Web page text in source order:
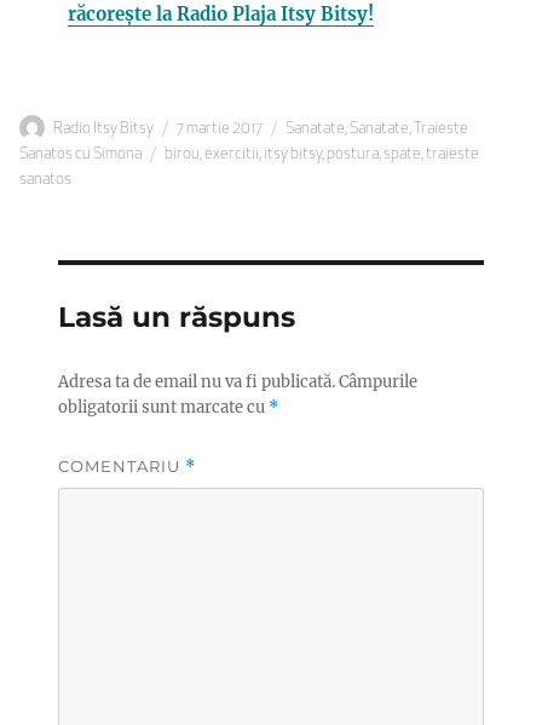
răcorește la Radio Plaja Itsy Bitsy!
Autor
Radio Itsy Bitsy
Publicat
pe
7 martie 2017 Categorii
Sanatate,Sanatate,
Traieste
Sanatos cu Simona
Etichete
birou,exercitii, itsy bitsy, postura, spate,traieste
sanatos
Lasă un răspuns
Adresa ta de email nu va fi publicată.Câmpurile
obligatorii sunt marcate cu *
COMENTARIU *